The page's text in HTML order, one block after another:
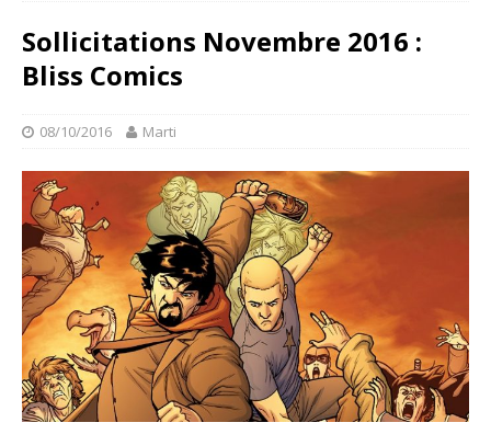
Sollicitations Novembre 2016 :
Bliss Comics
08/10/2016 Marti